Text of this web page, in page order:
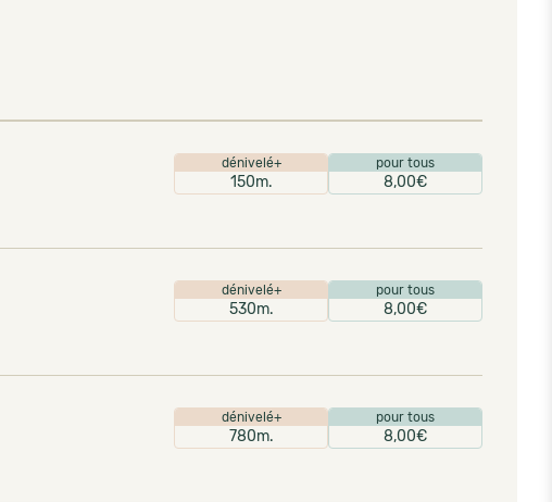
dénivelé+
150m.
pour tous
8,00€
dénivelé+
530m.
pour tous
8,00€
dénivelé+
780m.
pour tous
8,00€